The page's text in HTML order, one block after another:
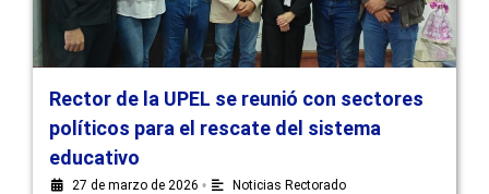
Rector de la UPEL se reunió con sectores
políticos para el rescate del sistema
educativo
27 de marzo de 2026 • Noticias Rectorado